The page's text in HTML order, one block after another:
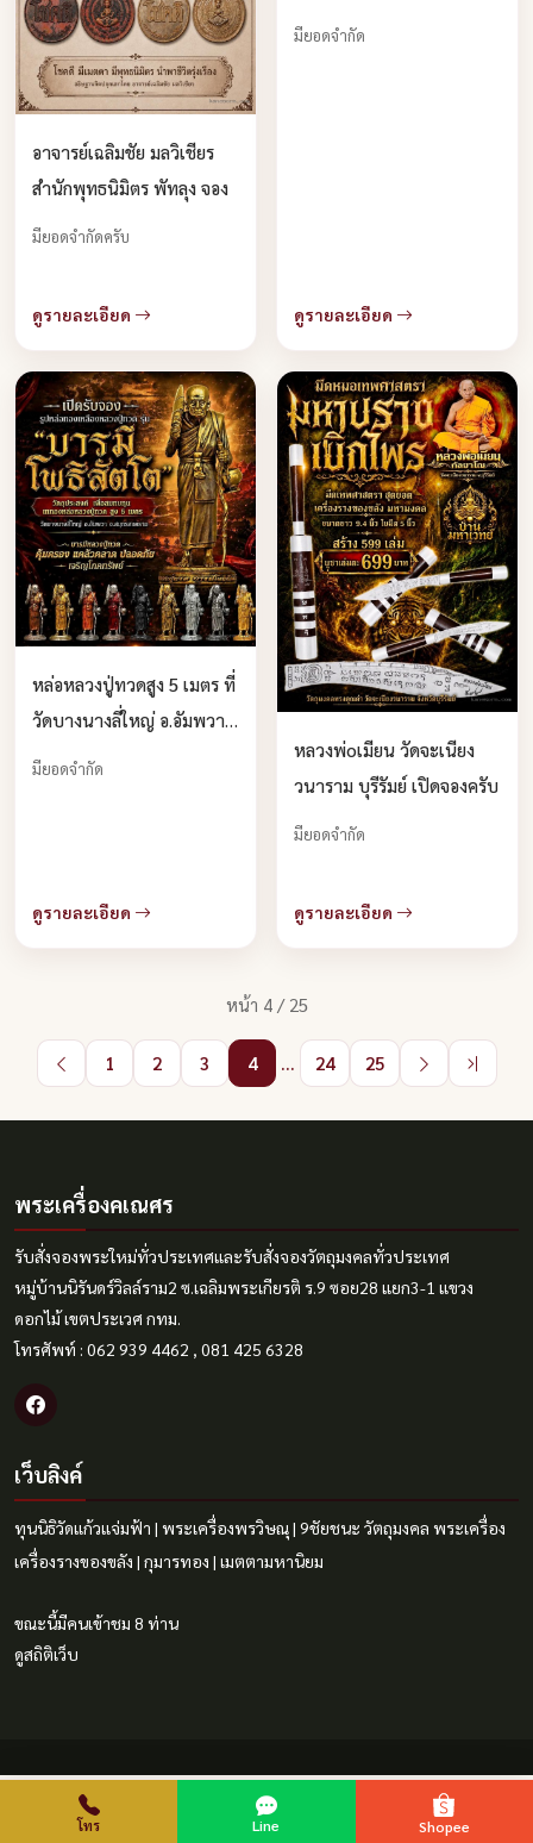
อาจารย์เฉลิมชัย มลวิเชียร
สำนักพุทธนิมิตร พัทลุง จอง
มียอดจำกัดครับ
ดูรายละเอียด
เชตวัน จ.สกลนคร เปิดจอง
มียอดจำกัด
ดูรายละเอียด
หล่อหลวงปู่ทวดสูง 5 เมตร ที่
วัดบางนางลี่ใหญ่ อ.อัมพวา
จ.สมุทรสงคราม เปิดจอง
มียอดจำกัด
ดูรายละเอียด
หลวงพ่oเมียน วัดจะเนียง
วนาราม บุรีรัมย์ เปิดจองครับ
มียอดจำกัด
ดูรายละเอียด
หน้า 4 / 25
1 2 3 4 ... 24 25
พระเครื่องคเณศร
รับสั่งจองพระใหม่ทั่วประเทศและรับสั่งจองวัตถุมงคลทั่วประเทศ
หมู่บ้านนิรันดร์วิลล์ราม2 ซ.เฉลิมพระเกียรติ ร.9 ซอย28 แยก3-1 แขวง
ดอกไม้ เขตประเวศ กทม.
โทรศัพท์ : 062 939 4462 , 081 425 6328
เว็บลิงค์
ทุนนิธิวัดแก้วแจ่มฟ้า | พระเครื่องพรวิษณุ| 9ชัยชนะ วัตถุมงคล พระเครื่อง
เครื่องรางของขลัง | กุมารทอง | เมตตามหานิยม
ขณะนี้มีคนเข้าชม 8 ท่าน
ดูสถิติเว็บ
โทร Line Shopee